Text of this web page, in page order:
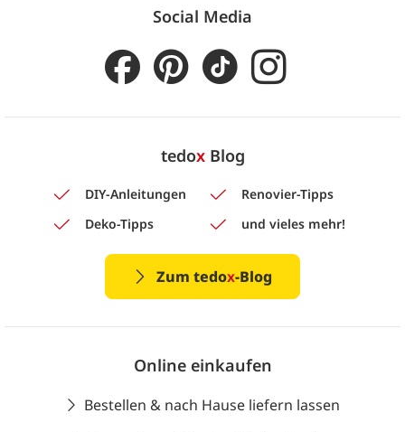
Social Media
tedoxBlog
DIY-Anleitungen
Renovier-Tipps
Deko-Tipps
und vieles mehr!
Zum tedox-Blog
Online einkaufen
Bestellen & nach Hause liefern lassen